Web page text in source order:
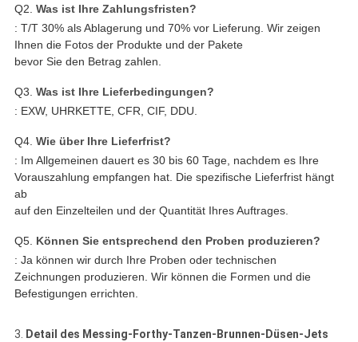
Q2. Was ist Ihre Zahlungsfristen?
: T/T 30% als Ablagerung und 70% vor Lieferung. Wir zeigen
Ihnen die Fotos der Produkte und der Pakete
bevor Sie den Betrag zahlen.
Q3. Was ist Ihre Lieferbedingungen?
: EXW, UHRKETTE, CFR, CIF, DDU.
Q4. Wie über Ihre Lieferfrist?
: Im Allgemeinen dauert es 30 bis 60 Tage, nachdem es Ihre
Vorauszahlung empfangen hat. Die spezifische Lieferfrist hängt
ab
auf den Einzelteilen und der Quantität Ihres Auftrages.
Q5. Können Sie entsprechend den Proben produzieren?
: Ja können wir durch Ihre Proben oder technischen
Zeichnungen produzieren. Wir können die Formen und die
Befestigungen errichten.
3. Detail des Messing-Forthy-Tanzen-Brunnen-Düsen-Jets